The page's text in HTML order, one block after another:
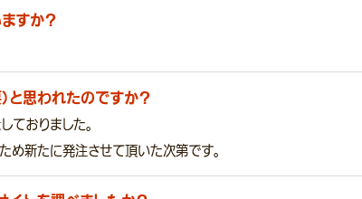
すか？
と思われたのですか？
ておりました。
め新たに発注させて頂いた次第です。